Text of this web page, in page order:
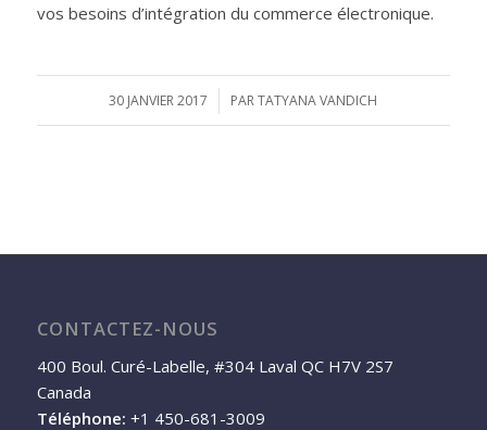
vos besoins d’intégration du commerce électronique.
30 JANVIER 2017
/ PARTATYANA VANDICH
CONTACTEZ-NOUS
400 Boul. Curé-Labelle, #304 Laval QC H7V 2S7
Canada
Téléphone: +1 450-681-3009